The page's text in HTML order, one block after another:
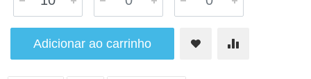
Adicionar ao carrinho